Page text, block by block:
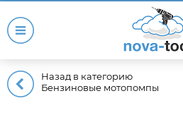
Назад в категорию
Бензиновые мотопомпы